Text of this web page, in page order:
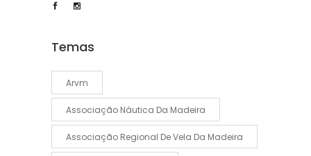
Temas
Arvm
Associação Náutica Da Madeira
Associação Regional De Vela Da Madeira